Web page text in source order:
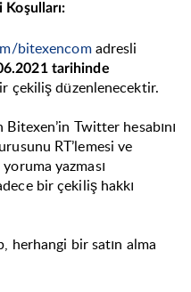
Koşulları:
bitexencomadresli
tarihinde
çekiliş düzenlenecektir.
Twitter hesabını
RT’lemesi ve
yazması
bir çekiliş hakkı
herhangi bir satın alma